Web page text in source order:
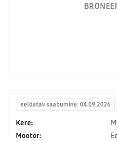
eeldatav saabumine: 04.09.2026
Kere:
Mootor: